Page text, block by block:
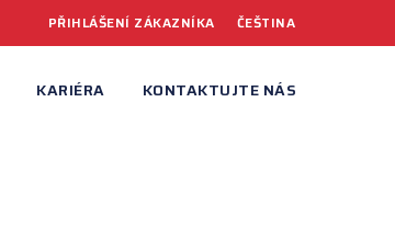
PŘIHLÁŠENÍ ZÁKAZNÍKA ČEŠTINA
KARIÉRA KONTAKTUJTE NÁS